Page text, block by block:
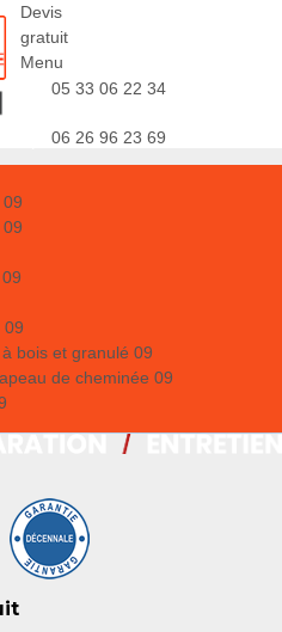
Devis
gratuit
Menu
05 33 06 22 34
06 26 96 23 69
09
bois et granulé 09
de cheminée 09